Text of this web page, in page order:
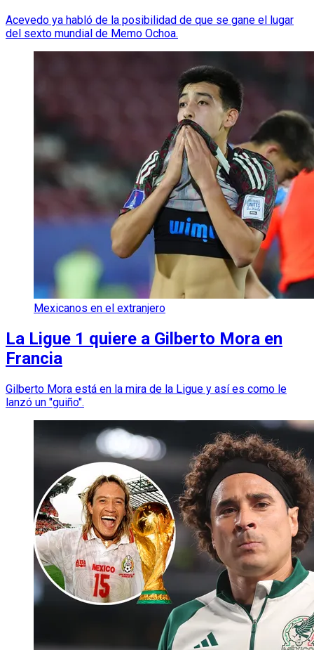
Acevedo ya habló de la posibilidad de que se gane el lugar
del sexto mundial de Memo Ochoa.
Mexicanos en el extranjero
La Ligue 1 quiere a Gilberto Mora en
Francia
Gilberto Mora está en la mira de la Ligue y así es como le
lanzó un "guiño".